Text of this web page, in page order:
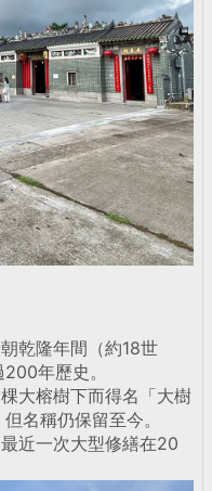
乾隆年間（約18世
年歷史。
大榕樹下而得名「大樹
名稱仍保留至今。
近一次大型修繕在20